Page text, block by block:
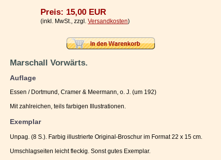
Preis: 15,00 EUR
(inkl. MwSt., zzgl. Versandkosten)
Marschall Vorwärts.
Auflage
Essen / Dortmund, Cramer & Meermann, o. J. (um 192)
Mit zahlreichen, teils farbigen Illustrationen.
Exemplar
Unpag. (8 S.). Farbig illustrierte Original-Broschur im Format 22 x 15 cm.
Umschlagseiten leicht fleckig. Sonst gutes Exemplar.